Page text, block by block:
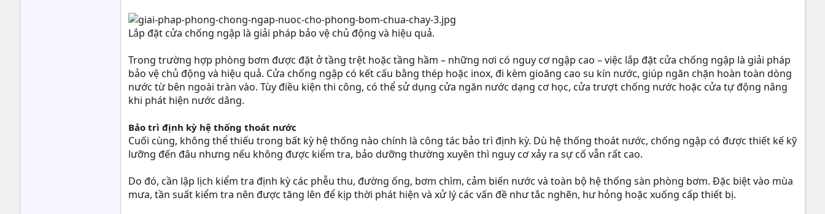
Lắp đặt cửa chống ngập là giải pháp bảo vệ chủ động và hiệu quả.
Trong trường hợp phòng bơm được đặt ở tầng trệt hoặc tầng hầm – những nơi có nguy cơ ngập cao – việc lắp đặt cửa chống ngập là giải pháp
bảo vệ chủ động và hiệu quả. Cửa chống ngập có kết cấu bằng thép hoặc inox, đi kèm gioăng cao su kín nước, giúp ngăn chặn hoàn toàn dòng
nước từ bên ngoài tràn vào. Tùy điều kiện thi công, có thể sử dụng cửa ngăn nước dạng cơ học, cửa trượt chống nước hoặc cửa tự động nâng
khi phát hiện nước dâng.
Bảo trì định kỳ hệ thống thoát nước
Cuối cùng, không thể thiếu trong bất kỳ hệ thống nào chính là công tác bảo trì định kỳ. Dù hệ thống thoát nước, chống ngập có được thiết kế kỹ
lưỡng đến đâu nhưng nếu không được kiểm tra, bảo dưỡng thường xuyên thì nguy cơ xảy ra sự cố vẫn rất cao.
Do đó, cần lập lịch kiểm tra định kỳ các phễu thu, đường ống, bơm chìm, cảm biến nước và toàn bộ hệ thống sàn phòng bơm. Đặc biệt vào mùa
mưa, tần suất kiểm tra nên được tăng lên để kịp thời phát hiện và xử lý các vấn đề như tắc nghẽn, hư hỏng hoặc xuống cấp thiết bị.